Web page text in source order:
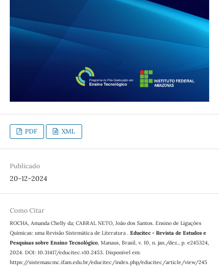
PDF XML
Publicado
20-12-2024
Como Citar
ROCHA, Amanda Chelly da; CABRAL NETO, João dos Santos. Ensino de Ligações
Químicas: uma Revisão Sistemática de Literatura . Educitec - Revista de Estudos e
Pesquisas sobre Ensino Tecnológico, Manaus, Brasil, v. 10, n. jan./dez., p. e245324,
2024. DOI: 10.31417/educitec.v10.2453. Disponível em:
https://sistemascmc.ifam.edu.br/educitec/index.php/educitec/article/view/245